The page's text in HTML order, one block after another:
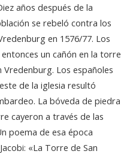
años después de la
se rebeló contra los
en 1576/77. Los
un cañón en la torre
Los españoles
de la iglesia resultó
La bóveda de piedra
cayeron a través de las
poema de esa época
«La Torre de San